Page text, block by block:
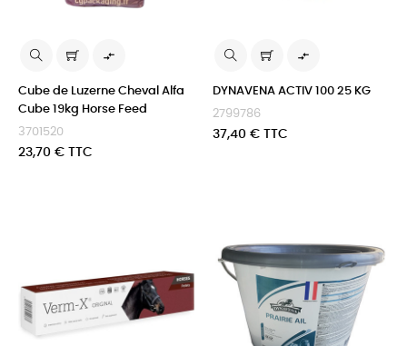

Cube de Luzerne Cheval Alfa
Cube 19kg Horse Feed
3701520
Prix
23,70 € TTC

DYNAVENA ACTIV 100 25 KG
2799786
Prix
37,40 € TTC